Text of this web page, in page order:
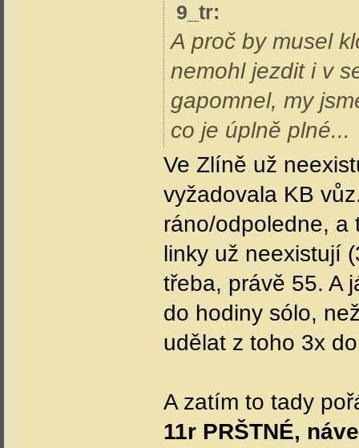
9_tr:
A proč by musel
nemohl jezdit i v
gapomnel, my
co je úplně plné...
Ve Zlíně už
vyžadovala KB
ráno/odpoledne, a
linky už neexistují
třeba, právě 55. A
do hodiny sólo,
udělat z toho 3x
A zatím to tady
11r PRŠTNÉ,